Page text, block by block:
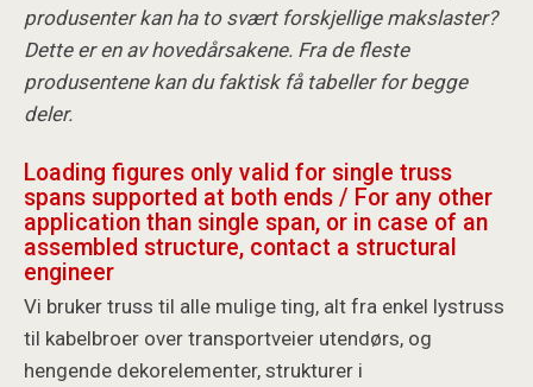
produsenter kan ha to svært forskjellige makslaster?
Dette er en av hovedårsakene. Fra de fleste
produsentene kan du faktisk få tabeller for begge
deler.
Loading figures only valid for single truss
spans supported at both ends / For any other
application than single span, or in case of an
assembled structure, contact a structural
engineer
Vi bruker truss til alle mulige ting, alt fra enkel lystruss
til kabelbroer over transportveier utendørs, og
hengende dekorelementer, strukturer i